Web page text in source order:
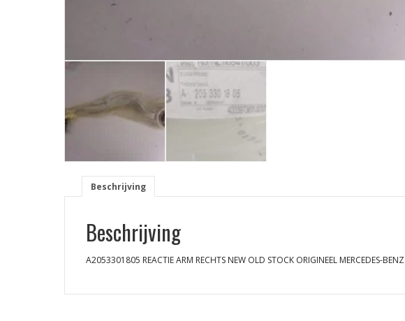
Beschrijving
Beschrijving
A2053301805 REACTIE ARM RECHTS NEW OLD STOCK ORIGINEEL MERCEDES-BENZ